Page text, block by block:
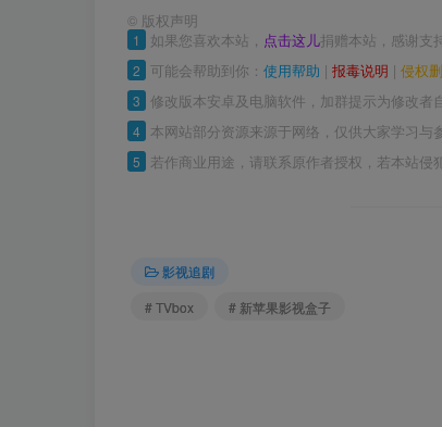
© 版权声明
1 如果您喜欢本站， 点击这儿捐赠本站，感谢支
2 可能会帮助到你： 使用帮助 | 报毒说明 | 侵权
3 修改版本安卓及电脑软件，加群提示为修改者
4 本网站部分资源来源于网络，仅供大家学习与
5 若作商业用途，请联系原作者授权，若本站侵
影视追剧
# TVbox
# ​新苹果影视盒子